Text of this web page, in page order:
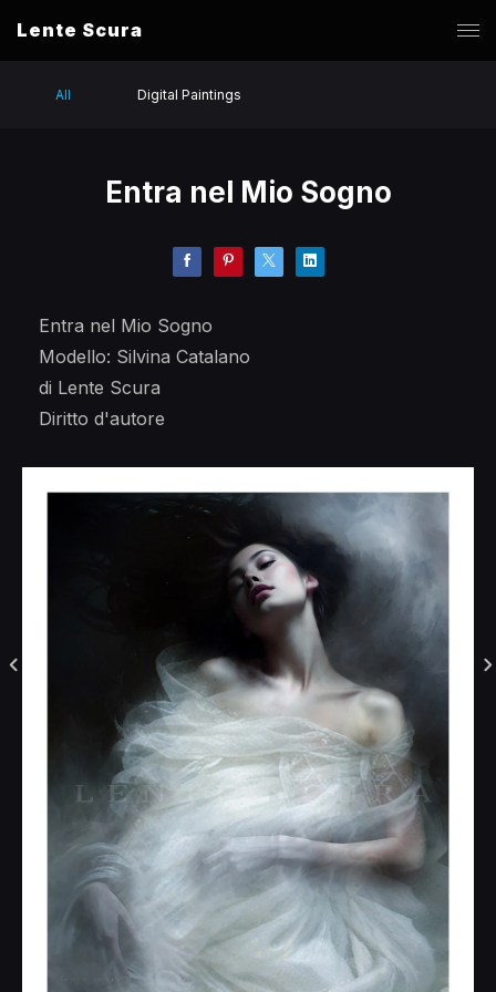
Lente Scura
All Digital Paintings
Entra nel Mio Sogno
Entra nel Mio Sogno
Modello: Silvina Catalano
di Lente Scura
Diritto d'autore